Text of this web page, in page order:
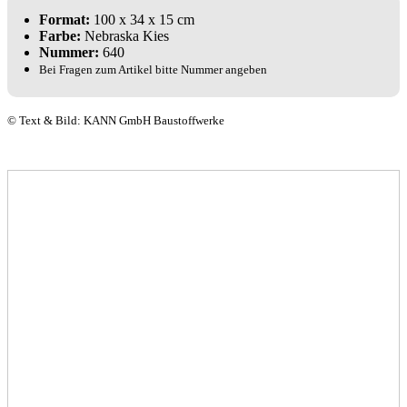
Format: 100 x 34 x 15 cm
Farbe: Nebraska Kies
Nummer: 640
Bei Fragen zum Artikel bitte Nummer angeben
© Text & Bild: KANN GmbH Baustoffwerke